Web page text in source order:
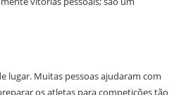
lugar. Muitas pessoas ajudaram com
os atletas para competições tão